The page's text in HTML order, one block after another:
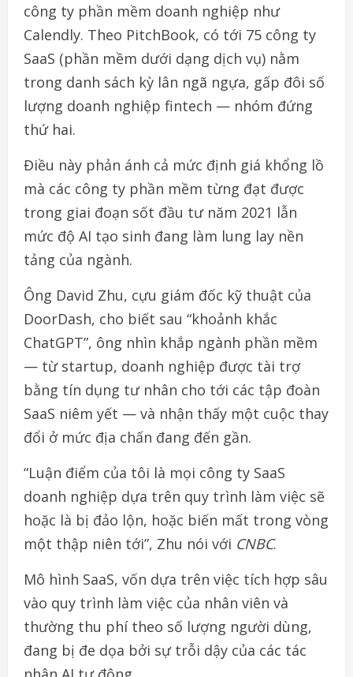
công ty phần mềm doanh nghiệp như
Calendly. Theo PitchBook, có tới 75 công ty
SaaS (phần mềm dưới dạng dịch vụ) nằm
trong danh sách kỳ lân ngã ngựa, gấp đôi số
lượng doanh nghiệp fintech — nhóm đứng
thứ hai.
Điều này phản ánh cả mức định giá khổng lồ
mà các công ty phần mềm từng đạt được
trong giai đoạn sốt đầu tư năm 2021 lẫn
mức độ AI tạo sinh đang làm lung lay nền
tảng của ngành.
Ông David Zhu, cựu giám đốc kỹ thuật của
DoorDash, cho biết sau “khoảnh khắc
ChatGPT”, ông nhìn khắp ngành phần mềm
— từ startup, doanh nghiệp được tài trợ
bằng tín dụng tư nhân cho tới các tập đoàn
SaaS niêm yết — và nhận thấy một cuộc thay
đổi ở mức địa chấn đang đến gần.
“Luận điểm của tôi là mọi công ty SaaS
doanh nghiệp dựa trên quy trình làm việc sẽ
hoặc là bị đảo lộn, hoặc biến mất trong vòng
một thập niên tới”, Zhu nói với CNBC.
Mô hình SaaS, vốn dựa trên việc tích hợp sâu
vào quy trình làm việc của nhân viên và
thường thu phí theo số lượng người dùng,
đang bị đe dọa bởi sự trỗi dậy của các tác